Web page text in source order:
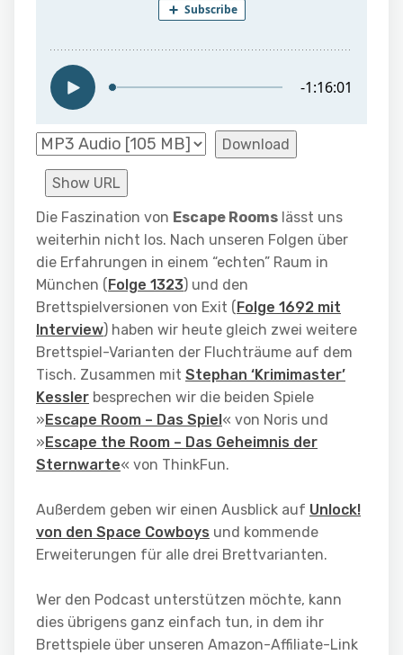
Download
Show URL
Die Faszination von Escape Rooms lässt uns
weiterhin nicht los. Nach unseren Folgen über
die Erfahrungen in einem “echten” Raum in
München (Folge 1323) und den
Brettspielversionen von Exit (Folge 1692 mit
Interview) haben wir heute gleich zwei weitere
Brettspiel-Varianten der Fluchträume auf dem
Tisch. Zusammen mit Stephan ‘Krimimaster’
Kessler besprechen wir die beiden Spiele
»Escape Room – Das Spiel« von Noris und
»Escape the Room – Das Geheimnis der
Sternwarte« von ThinkFun.
Außerdem geben wir einen Ausblick auf Unlock!
von den Space Cowboys und kommende
Erweiterungen für alle drei Brettvarianten.
Wer den Podcast unterstützen möchte, kann
dies übrigens ganz einfach tun, in dem ihr
Brettspiele über unseren Amazon-Affiliate-Link